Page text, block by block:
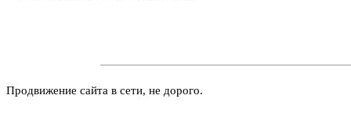
Продвижение сайта в сети, не дорого.